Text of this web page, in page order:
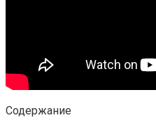
Содержание